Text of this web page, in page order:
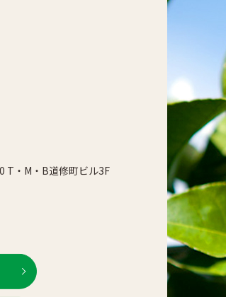
T・M・B道修町ビル3F